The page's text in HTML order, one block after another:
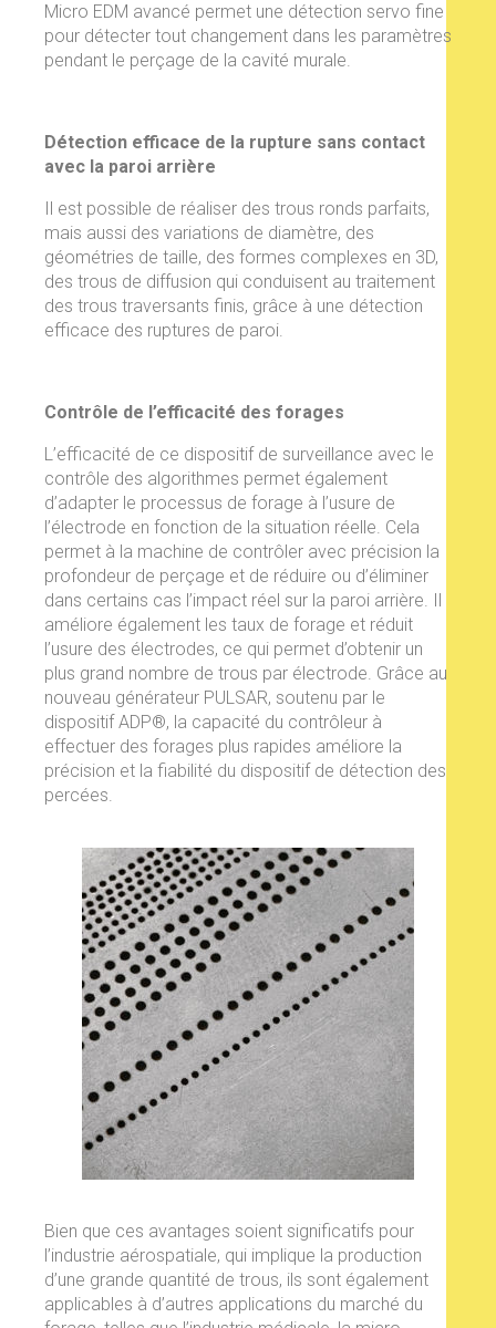
Micro EDM avancé permet une détection servo fine
pour détecter tout changement dans les paramètres
pendant le perçage de la cavité murale.
Détection efficace de la rupture sans contact
avec la paroi arrière
Il est possible de réaliser des trous ronds parfaits,
mais aussi des variations de diamètre, des
géométries de taille, des formes complexes en 3D,
des trous de diffusion qui conduisent au traitement
des trous traversants finis, grâce à une détection
efficace des ruptures de paroi.
Contrôle de l’efficacité des forages
L’efficacité de ce dispositif de surveillance avec le
contrôle des algorithmes permet également
d’adapter le processus de forage à l’usure de
l’électrode en fonction de la situation réelle. Cela
permet à la machine de contrôler avec précision la
profondeur de perçage et de réduire ou d’éliminer
dans certains cas l’impact réel sur la paroi arrière. Il
améliore également les taux de forage et réduit
l’usure des électrodes, ce qui permet d’obtenir un
plus grand nombre de trous par électrode. Grâce au
nouveau générateur PULSAR, soutenu par le
dispositif ADP®, la capacité du contrôleur à
effectuer des forages plus rapides améliore la
précision et la fiabilité du dispositif de détection des
percées.
Bien que ces avantages soient significatifs pour
l’industrie aérospatiale, qui implique la production
d’une grande quantité de trous, ils sont également
applicables à d’autres applications du marché du